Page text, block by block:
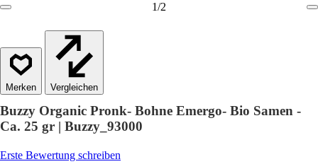
1/2
Vergleichen
Buzzy Organic Pronk- Bohne Emergo- Bio Samen -
Ca. 25 gr | Buzzy_93000
Erste Bewertung schreiben